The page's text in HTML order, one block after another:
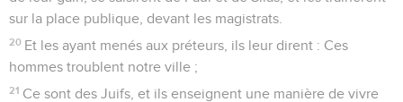
sur la place publique, devant les magistrats.
20 Et les ayant menés aux préteurs, ils leur dirent : Ces
hommes troublent notre ville ;
21 Ce sont des Juifs, et ils enseignent une manière de vivre